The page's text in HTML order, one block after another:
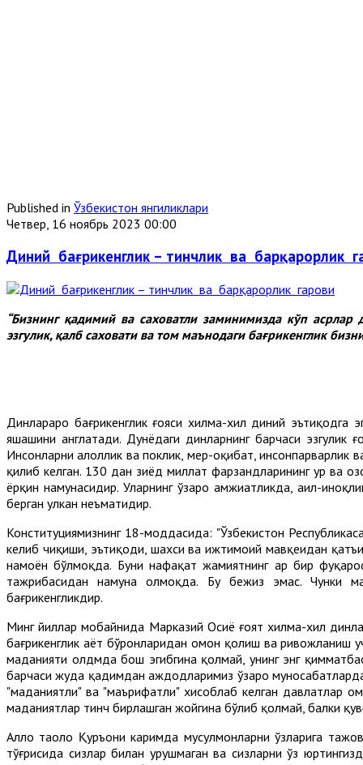
Published in Ўзбекистон янгиликлари
Четвер, 16 ноябрь 2023 00:00
Диний бағрикенглик – тинчлик ва барқарорлик
“Бизнинг қадимий ва саховатли заминимизда кўп
эзгулик, қалб саховати ва том маънодаги бағрикенглик
Динлараро бағрикенглик ғояси хилма-хил диний эътиқодга
яшашини англатади. Дунёдаги динларнинг барчаси эзгулик
Инсонларни ҳалоллик ва поклик, меҳр-оқибат,
қилиб келган. 130 дан зиёд миллат фарзандларининг ҳур ва
ёрқин намунасидир. Уларнинг ўзаро ҳамжиҳатликда, аҳил-
берган улкан неъматидир.
Конституциямизнинг 18-моддасида: "Ўзбекистон
келиб чиқиши, эътиқоди, шахси ва ижтимоий мавқеидан
намоён бўлмоқда. Буни нафақат жамиятнинг ҳар бир
тажрибасидан намуна олмоқда. Бу бежиз эмас. Чунки
бағрикенгликдир.
Минг йиллар мобайнида Марказий Осиё ғоят хилма-хил
бағрикенглик ҳаёт бўронларидан омон қолиш ва ривожланиш
маданияти олдмда бош эгибгина қолмай, унинг энг
барчаси жуда қадимдан аждодларимиз ўзаро
"маданиятли" ва "маърифатли" хисоблаб келган давлатлар
маданиятлар тинч бирлашган жойгина бўлиб қолмай, балки
Аллоҳ таоло Қуръони каримда мусулмонларни ўзларига
тўғрисида сизлар билан урушмаган ва сизларни ўз